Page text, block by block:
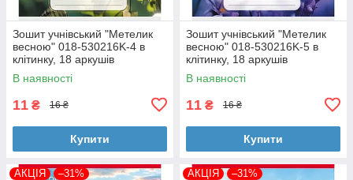
Зошит учнівський "Метелик
весною" 018-530216K-4 в
клітинку, 18 аркушів
В наявності
11 ₴ 16 ₴
Купити
Зошит учнівський "Метелик
весною" 018-530216K-5 в
клітинку, 18 аркушів
В наявності
11 ₴ 16 ₴
Купити
АКЦІЯ –31% АКЦІЯ –31%